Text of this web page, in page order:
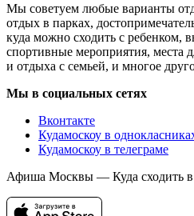
Мы советуем любые варианты
отдых в парках,
куда можно сходить с ребенком,
спортивные мероприятия, места
и отдыха с семьей, и многое
Мы в социальных сетях
Вконтакте
Кудамоскоу в
Кудамоскоу в телеграме
Афиша Москвы — Куда сходить